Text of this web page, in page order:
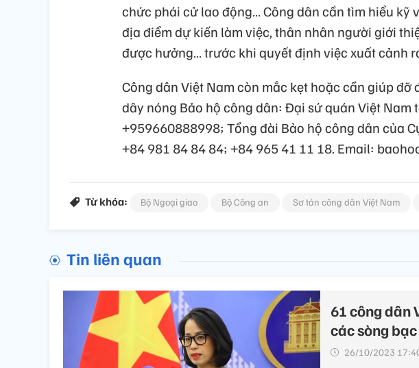
chức phái cử lao động… Công dân cần tìm hiểu kỹ
địa điểm dự kiến làm việc, thân nhân người giới
được hưởng… trước khi quyết định việc xuất cảnh
Công dân Việt Nam còn mắc kẹt hoặc cần giúp đỡ
dây nóng Bảo hộ công dân: Đại sứ quán Việt Nam
+959660888998; Tổng đài Bảo hộ công dân của
+84 981 84 84 84; +84 965 41 11 18. Email:
Từ khóa: Bộ Ngoại giao Bộ Công an Sơ tán công dân Việt Nam
Tin liên quan
61 công dân
các sòng
26/10/2023